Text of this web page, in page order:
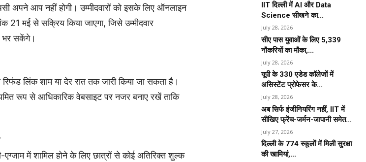
अपने आप नहीं होगी। उम्मीदवारों को इसके लिए ऑनलाइन
मई से सक्रिय किया जाएगा, जिसे उम्मीदवार
भर सकेंगे।
लिंक शाम या देर रात तक जारी किया जा सकता है।
रूप से आधिकारिक वेबसाइट पर नजर बनाए रखें ताकि
में शामिल होने के लिए छात्रों से कोई अतिरिक्त शुल्क
IIT दिल्ली में AI और Data
Science सीखने का...
July 28, 2026
सीए पास युवाओं के लिए 5,339
नौकरियों का मौका,...
July 28, 2026
यूपी के 330 एडेड कॉलेजों में
असिस्टेंट प्रोफेसर के...
July 28, 2026
अब सिर्फ इंजीनियरिंग नहीं, IIT में
सीखिए फ्रेंच-जर्मन-जापानी समेत...
July 27, 2026
दिल्ली के 774 स्कूलों में मिली सुरक्षा
की खामियां,...